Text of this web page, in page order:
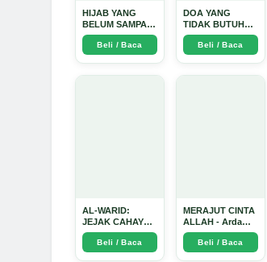
HIJAB YANG
BELUM SAMPAI
KE HATI: Ketika
Cinta Seorang
Ustadz Menjadi
Beli / Baca
DOA YANG
TIDAK BUTUH
SINYAL: Kisah
Tiga Jiwa yang
Tersesat di Era AI
Beli / Baca
AL-WARID:
JEJAK CAHAYA
DI ANTARA DUA
ZAMAN - Arda
Dinata
Beli / Baca
MERAJUT CINTA
ALLAH - Arda
Dinata
Beli / Baca